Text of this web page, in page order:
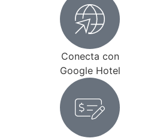
Conecta con
Google Hotel